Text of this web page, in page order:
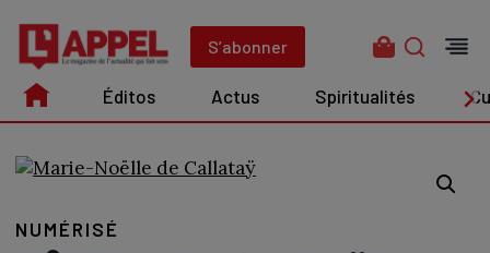
contenu
S’abonner
Édito Actus Spiritualités Culture
Éditos Actus Spiritualités
NUMÉRISÉ